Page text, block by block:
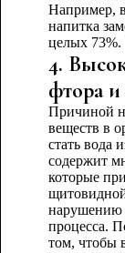
Например,
напитка
целых 73%.
4.
фтора и
Причиной
веществ в
стать вода
содержит
которые
щитовидной
нарушению
процесса.
том, чтобы